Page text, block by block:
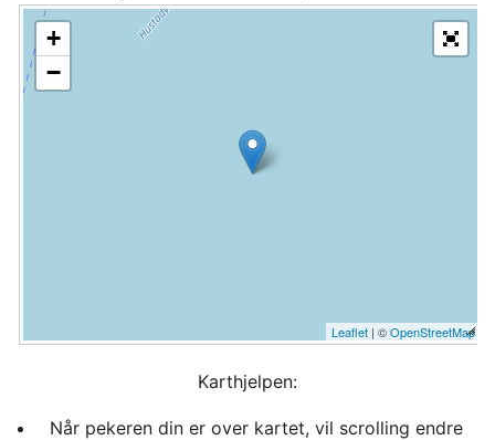
+
−
Leaflet | ©OpenStreetMap
Karthjelpen:
Når pekeren din er over kartet, vil scrolling endre